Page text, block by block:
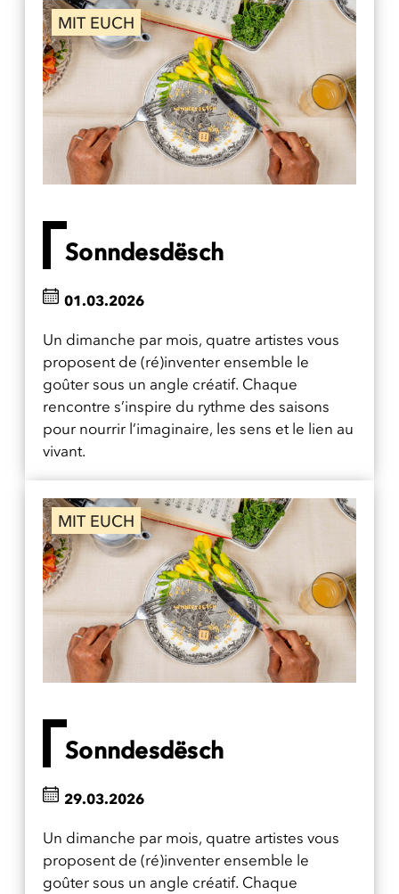
MIT EUCH
Sonndesdësch
Un dimanche par mois, quatre artistes vous
proposent de (ré)inventer ensemble le
goûter sous un angle créatif. Chaque
rencontre s’inspire du rythme des saisons
pour nourrir l’imaginaire, les sens et le lien au
vivant.
01.03.2026
MIT EUCH
Sonndesdësch
Un dimanche par mois, quatre artistes vous
proposent de (ré)inventer ensemble le
goûter sous un angle créatif. Chaque
29.03.2026